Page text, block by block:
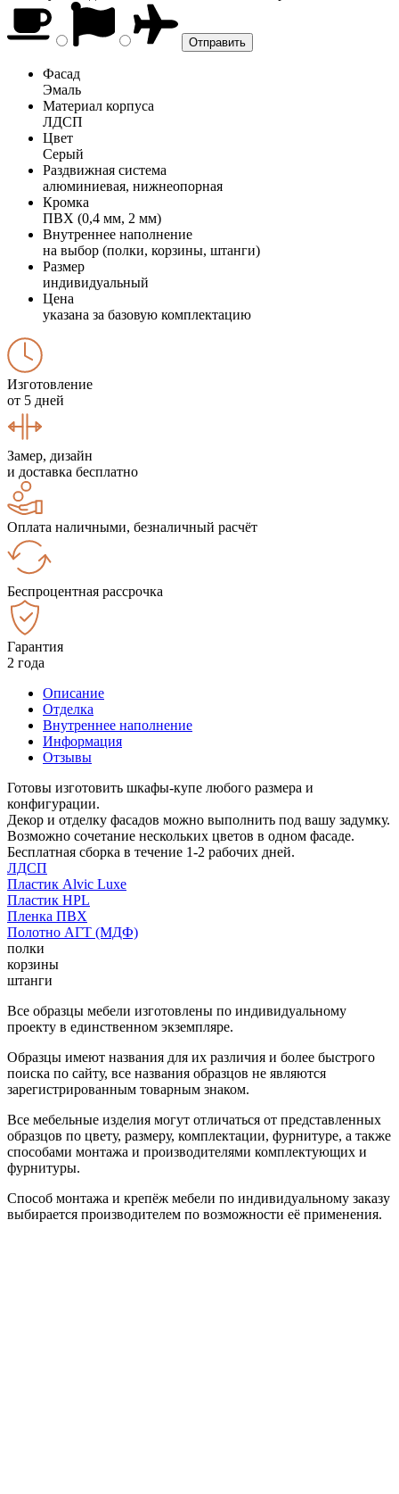
Фасад
Эмаль
Материал корпуса
ЛДСП
Цвет
Серый
Раздвижная система
алюминиевая, нижнеопорная
Кромка
ПВХ (0,4 мм, 2 мм)
Внутреннее наполнение
на выбор (полки, корзины, штанги)
Размер
индивидуальный
Цена
указана за базовую комплектацию
Изготовление
от 5 дней
Замер, дизайн
и доставка бесплатно
Оплата наличными, безналичный расчёт
Беспроцентная рассрочка
Гарантия
2 года
Описание
Отделка
Внутреннее наполнение
Информация
Отзывы
Готовы изготовить шкафы-купе любого размера и
конфигурации.
Декор и отделку фасадов можно выполнить под вашу задумку.
Возможно сочетание нескольких цветов в одном фасаде.
Бесплатная сборка в течение 1-2 рабочих дней.
ЛДСП
Пластик Alvic Luxe
Пластик HPL
Пленка ПВХ
Полотно АГТ (МДФ)
полки
корзины
штанги
Все образцы мебели изготовлены по индивидуальному
проекту в единственном экземпляре.
Образцы имеют названия для их различия и более быстрого
поиска по сайту, все названия образцов не являются
зарегистрированным товарным знаком.
Все мебельные изделия могут отличаться от представленных
образцов по цвету, размеру, комплектации, фурнитуре, а также
способами монтажа и производителями комплектующих и
фурнитуры.
Способ монтажа и крепёж мебели по индивидуальному заказу
выбирается производителем по возможности её применения.